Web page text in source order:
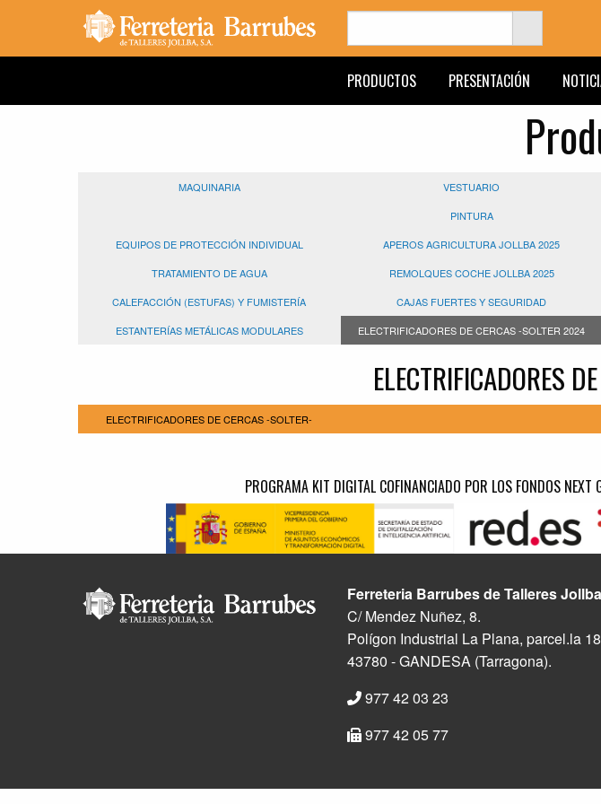
PRODUCTOS PRESENTACIÓN
MAQUINARIA VESTUARIO
PINTURA
EQUIPOS DE PROTECCIÓN INDIVIDUAL
APEROS AGRICULTURA JOLLBA 2025
TRATAMIENTO DE AGUA
REMOLQUES COCHE JOLLBA 2025
CALEFACCIÓN (ESTUFAS) Y FUMISTERÍA
CAJAS FUERTES Y SEGURIDAD
ESTANTERÍAS METÁLICAS MODULARES
ELECTRIFICADORES DE CERCAS -SOLTER 2024
ELECTRIFICADORES
ELECTRIFICADORES DE CERCAS -SOLTER-
PROGRAMA KIT DIGITAL COFINANCIADO POR LOS FONDOS NEXT
Ferreteria Barrubes de Talleres Jollba
C/ Mendez Nuñez, 8.
Polígon Industrial La Plana, parcel.la
43780 - GANDESA (Tarragona).
977 42 03 23
977 42 05 77